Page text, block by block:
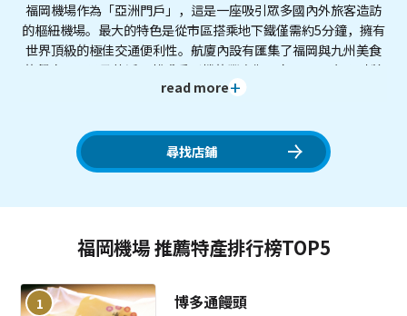
福岡機場作為「亞洲門戶」，這是一座吸引眾多國內外旅客造訪
的樞紐機場。最大的特色是從市區搭乘地下鐵僅需約5分鐘，擁有
世界頂級的極佳交通便利性。航廈內設有匯集了福岡與九州美食
的餐廳區，以及能近距離感受飛機的豐富觀景台。2027年預計將
開設與機場直結的大型複合式設施，是一座與城市融為一體並持
read more
尋找店鋪
福岡機場 推薦特產排行榜TOP5
1 博多通饅頭